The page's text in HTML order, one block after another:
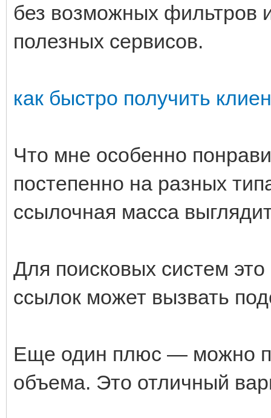
без возможных фильтров
полезных сервисов.
как быстро получить
Что мне особенно
постепенно на разных
ссылочная масса
Для поисковых систем
ссылок может вызвать
Еще один плюс — можно
объема. Это отличный